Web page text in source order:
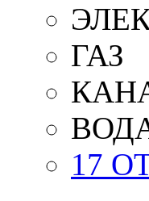
ГАЗ
17